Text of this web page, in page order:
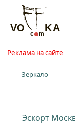
Реклама на сайте
Зеркало
Эскорт